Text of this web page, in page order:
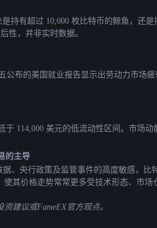
持有超过 10,000 枚比特币的鲸鱼，还
性，并非实时数据。
公布的美国就业报告显示出劳动力市
于 114,000 美元的低流动性区间。市场
的主导
据、央行政策及监管事件的高度敏感，
其价格走势常常更多受技术形态、市
建议或FameEX官方观点。